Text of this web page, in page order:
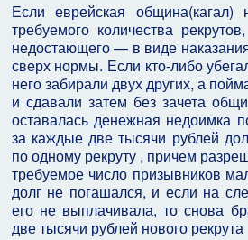
Если еврейская община(кагал)
требуемого количества
недостающего — в виде
сверх нормы. Если кто-либо
него забирали двух других, а
и сдавали затем без зачета
оставалась денежная недоимка
за каждые две тысячи рублей
по одному рекруту , причем
требуемое число призывников
долг не погашался, и если на
его не выплачивала, то снова
две тысячи рублей нового рекрута